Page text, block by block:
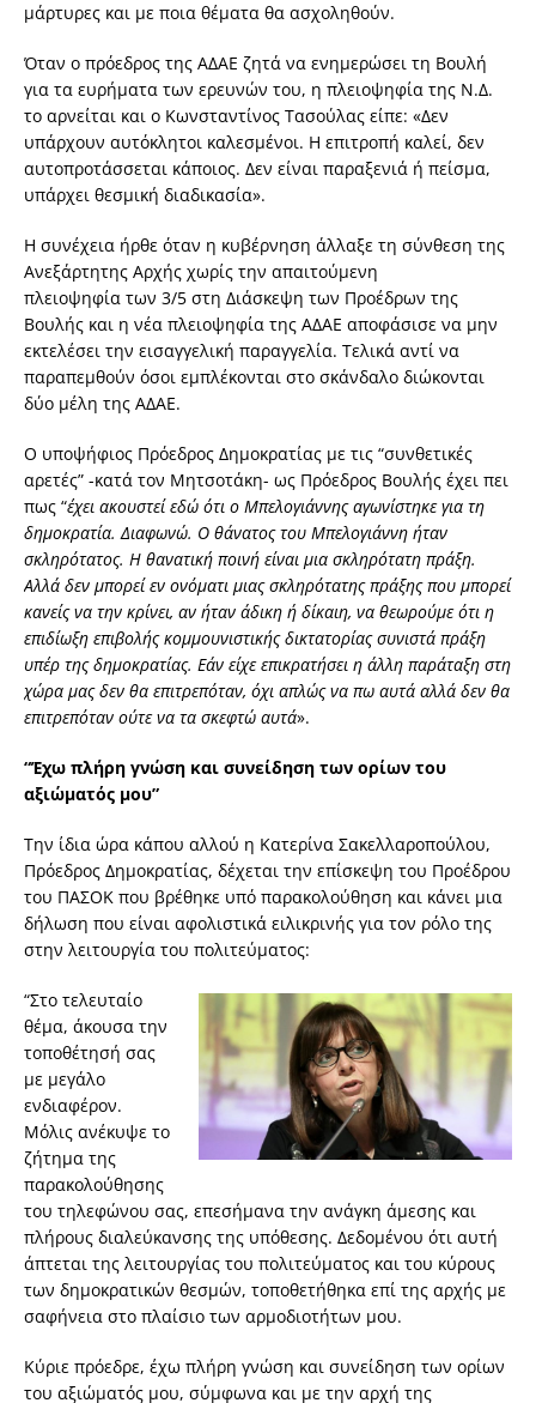
μάρτυρες και με ποια θέματα θα ασχοληθούν.
Όταν ο πρόεδρος της ΑΔΑΕ ζητά να ενημερώσει τη Βουλή
για τα ευρήματα των ερευνών του, η πλειοψηφία της Ν.Δ.
το αρνείται και ο Κωνσταντίνος Τασούλας είπε: «Δεν
υπάρχουν αυτόκλητοι καλεσμένοι. Η επιτροπή καλεί, δεν
αυτοπροτάσσεται κάποιος. Δεν είναι παραξενιά ή πείσμα,
υπάρχει θεσμική διαδικασία».
Η συνέχεια ήρθε όταν η κυβέρνηση άλλαξε τη σύνθεση της
Ανεξάρτητης Αρχής χωρίς την απαιτούμενη
πλειοψηφία των 3/5 στη Διάσκεψη των Προέδρων της
Βουλής και η νέα πλειοψηφία της ΑΔΑΕ αποφάσισε να μην
εκτελέσει την εισαγγελική παραγγελία. Τελικά αντί να
παραπεμθούν όσοι εμπλέκονται στο σκάνδαλο διώκονται
δύο μέλη της ΑΔΑΕ.
Ο υποψήφιος Πρόεδρος Δημοκρατίας με τις “συνθετικές
αρετές” -κατά τον Μητσοτάκη- ως Πρόεδρος Βουλής έχει πει
πως “έχει ακουστεί εδώ ότι ο Μπελογιάννης αγωνίστηκε για τη
δημοκρατία. Διαφωνώ. Ο θάνατος του Μπελογιάννη ήταν
σκληρότατος. Η θανατική ποινή είναι μια σκληρότατη πράξη.
Αλλά δεν μπορεί εν ονόματι μιας σκληρότατης πράξης που μπορεί
κανείς να την κρίνει, αν ήταν άδικη ή δίκαιη, να θεωρούμε ότι η
επιδίωξη επιβολής κομμουνιστικής δικτατορίας συνιστά πράξη
υπέρ της δημοκρατίας. Εάν είχε επικρατήσει η άλλη παράταξη στη
χώρα μας δεν θα επιτρεπόταν, όχι απλώς να πω αυτά αλλά δεν θα
επιτρεπόταν ούτε να τα σκεφτώ αυτά».
“Έχω πλήρη γνώση και συνείδηση των ορίων του
αξιώματός μου”
Την ίδια ώρα κάπου αλλού η Κατερίνα Σακελλαροπούλου,
Πρόεδρος Δημοκρατίας, δέχεται την επίσκεψη του Προέδρου
του ΠΑΣΟΚ που βρέθηκε υπό παρακολούθηση και κάνει μια
δήλωση που είναι αφολιστικά ειλικρινής για τον ρόλο της
στην λειτουργία του πολιτεύματος:
“Στο τελευταίο
θέμα, άκουσα την
τοποθέτησή σας
με μεγάλο
ενδιαφέρον.
Μόλις ανέκυψε το
ζήτημα της
παρακολούθησης
του τηλεφώνου σας, επεσήμανα την ανάγκη άμεσης και
πλήρους διαλεύκανσης της υπόθεσης. Δεδομένου ότι αυτή
άπτεται της λειτουργίας του πολιτεύματος και του κύρους
των δημοκρατικών θεσμών, τοποθετήθηκα επί της αρχής με
σαφήνεια στο πλαίσιο των αρμοδιοτήτων μου.
Κύριε πρόεδρε, έχω πλήρη γνώση και συνείδηση των ορίων
του αξιώματός μου, σύμφωνα και με την αρχή της